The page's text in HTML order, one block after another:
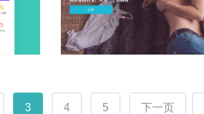
3 4 5 下一页